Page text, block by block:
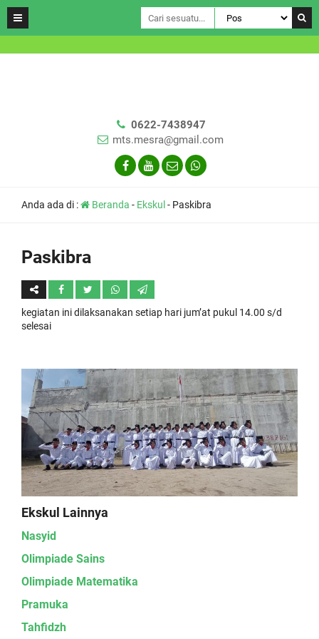
0622-7438947
mts.mesra@gmail.com
Anda ada di : Beranda - Ekskul - Paskibra
Paskibra
kegiatan ini dilaksanakan setiap hari jum’at pukul 14.00 s/d
selesai
Ekskul Lainnya
Nasyid
Olimpiade Sains
Olimpiade Matematika
Pramuka
Tahfidzh